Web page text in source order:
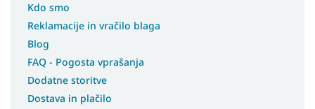
Kdo smo
Reklamacije in vračilo blaga
Blog
FAQ - Pogosta vprašanja
Dodatne storitve
Dostava in plačilo